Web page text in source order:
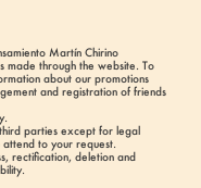
Martín Chirino
made through the website. To
about our promotions
and registration of friends
parties except for legal
to your request.
rectification, deletion and